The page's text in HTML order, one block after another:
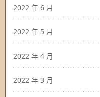
2022 年 6 月
2022 年 5 月
2022 年 4 月
2022 年 3 月